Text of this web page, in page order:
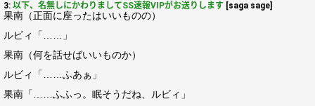
3: 以下、名無しにかわりましてSS速報VIPがお送りします [saga sage]
果南（正面に座ったはいいものの）
ルビィ「……」
果南（何を話せばいいものか）
ルビィ「……ふあぁ」
果南「……ふふっ。眠そうだね、ルビィ」